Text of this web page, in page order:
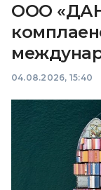
ООО
04.08.2026, 15:40